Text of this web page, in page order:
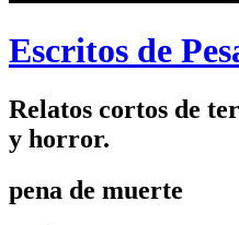
Escritos de
Relatos cortos de
y horror.
pena de muerte